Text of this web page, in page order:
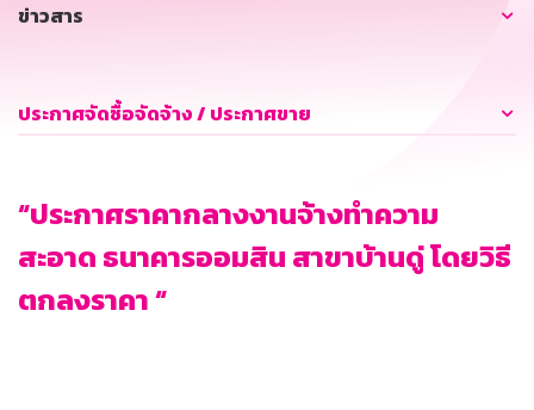
ข่าวสาร
ประกาศจัดซื้อจัดจ้าง / ประกาศขาย
“ประกาศราคากลางงานจ้างทำความ
สะอาด ธนาคารออมสิน สาขาบ้านดู่ โดยวิธี
ตกลงราคา “